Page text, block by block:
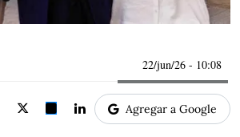
22/jun/26 - 10:08
Agregar a Google